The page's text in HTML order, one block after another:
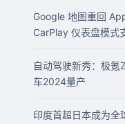
Google 地图重回
CarPlay 仪表盘模式
自动驾驶新秀：极氪
车2024量产
印度首超日本成为全